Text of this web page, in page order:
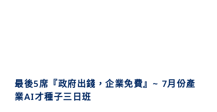
最後5席『政府出錢，企業免費』~ 7月份產
業AI才種子三日班